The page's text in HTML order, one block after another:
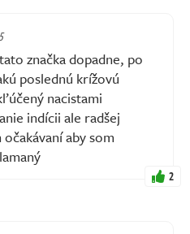
značka dopadne, po
poslednú krížovú
nacistami
indícii ale radšej
aby som
2